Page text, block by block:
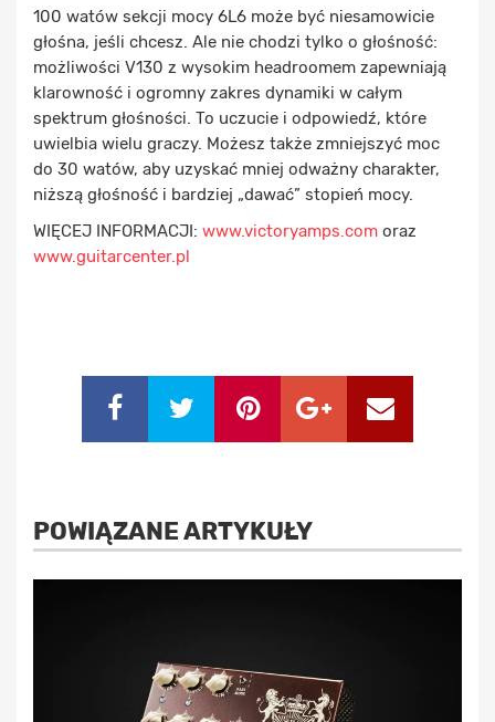
100 watów sekcji mocy 6L6 może być niesamowicie
głośna, jeśli chcesz. Ale nie chodzi tylko o głośność:
możliwości V130 z wysokim headroomem zapewniają
klarowność i ogromny zakres dynamiki w całym
spektrum głośności. To uczucie i odpowiedź, które
uwielbia wielu graczy. Możesz także zmniejszyć moc
do 30 watów, aby uzyskać mniej odważny charakter,
niższą głośność i bardziej „dawać” stopień mocy.
WIĘCEJ INFORMACJI: www.victoryamps.com oraz
www.guitarcenter.pl
POWIĄZANE ARTYKUŁY